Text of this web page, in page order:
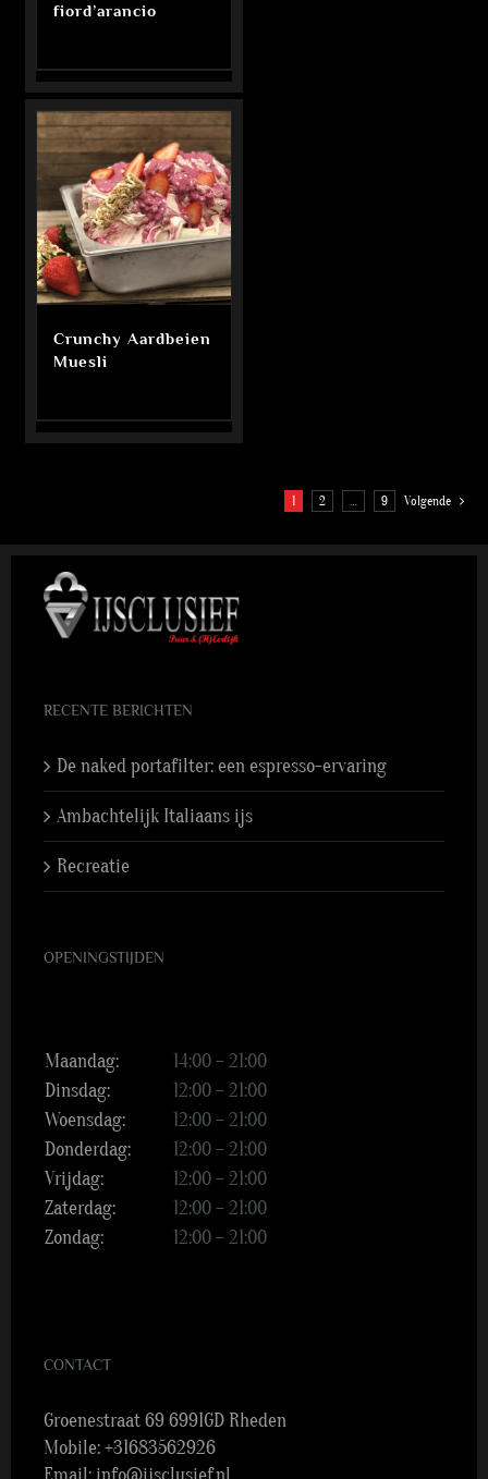
fiord’arancio
Crunchy Aardbeien
Muesli
1 2 … 9 Volgende
RECENTE BERICHTEN
De naked portafilter: een espresso-ervaring
Ambachtelijk Italiaans ijs
Recreatie
OPENINGSTIJDEN
Maandag:
14:00 – 21:00
Dinsdag:
12:00 – 21:00
Woensdag:
12:00 – 21:00
Donderdag:
12:00 – 21:00
Vrijdag:
12:00 – 21:00
Zaterdag:
12:00 – 21:00
Zondag:
12:00 – 21:00
CONTACT
Groenestraat 69 6991GD Rheden
Mobile:+31683562926